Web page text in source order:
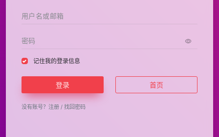
记住我的登录信息
登录 首页
没有账号？ 注册 / 找回密码